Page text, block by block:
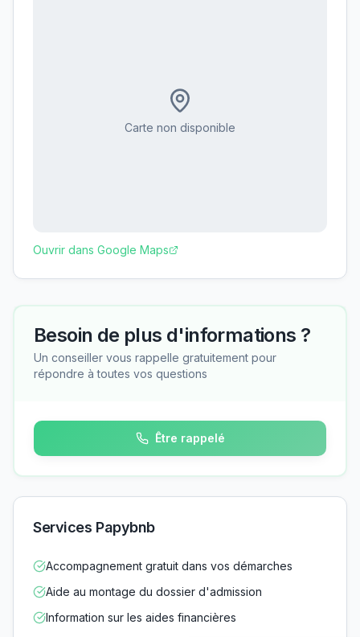
Carte non disponible
Ouvrir dans Google Maps
Besoin de plus d'informations ?
Un conseiller vous rappelle gratuitement pour
répondre à toutes vos questions
Être rappelé
Services Papybnb
Accompagnement gratuit dans vos démarches
Aide au montage du dossier d'admission
Information sur les aides financières